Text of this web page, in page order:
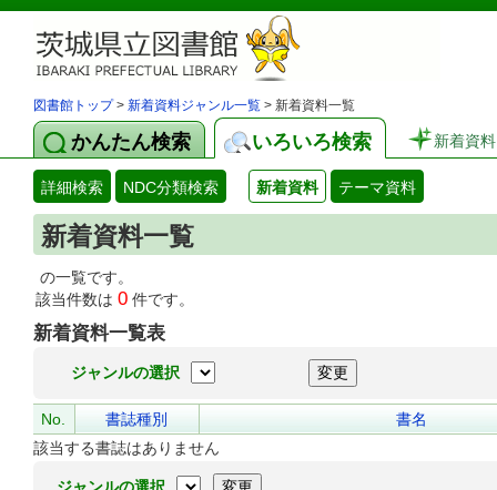
図書館トップ> 新着資料ジャンル一覧 > 新着資料一覧
かんたん検索 いろいろ検索 新着資料
詳細検索 NDC分類検索 新着資料 テーマ資料
新着資料一覧
の一覧です。
該当件数は 0 件です。
新着資料一覧表
ジャンルの選択
No. 書誌種別
書名
該当する書誌はありません